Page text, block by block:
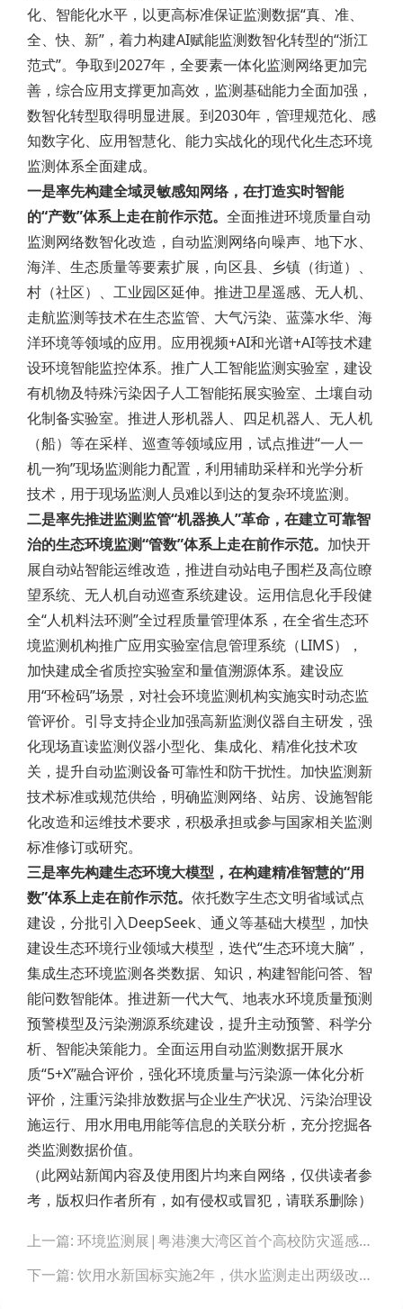
化、智能化水平，以更高标准保证监测数据“真、准、
全、快、新”，着力构建AI赋能监测数智化转型的“浙江
范式”。争取到2027年，全要素一体化监测网络更加完
善，综合应用支撑更加高效，监测基础能力全面加强，
数智化转型取得明显进展。到2030年，管理规范化、感
知数字化、应用智慧化、能力实战化的现代化生态环境
监测体系全面建成。
一是率先构建全域灵敏感知网络，在打造实时智能
的“产数”体系上走在前作示范。 全面推进环境质量自动
监测网络数智化改造，自动监测网络向噪声、地下水、
海洋、生态质量等要素扩展，向区县、乡镇（街道）、
村（社区）、工业园区延伸。推进卫星遥感、无人机、
走航监测等技术在生态监管、大气污染、蓝藻水华、海
洋环境等领域的应用。应用视频+AI和光谱+AI等技术建
设环境智能监控体系。推广人工智能监测实验室，建设
有机物及特殊污染因子人工智能拓展实验室、土壤自动
化制备实验室。推进人形机器人、四足机器人、无人机
（船）等在采样、巡查等领域应用，试点推进“一人一
机一狗”现场监测能力配置，利用辅助采样和光学分析
技术，用于现场监测人员难以到达的复杂环境监测。
二是率先推进监测监管“机器换人”革命，在建立可靠智
治的生态环境监测“管数”体系上走在前作示范。 加快开
展自动站智能运维改造，推进自动站电子围栏及高位瞭
望系统、无人机自动巡查系统建设。运用信息化手段健
全“人机料法环测”全过程质量管理体系，在全省生态环
境监测机构推广应用实验室信息管理系统（LIMS），
加快建成全省质控实验室和量值溯源体系。建设应
用“环检码”场景，对社会环境监测机构实施实时动态监
管评价。引导支持企业加强高新监测仪器自主研发，强
化现场直读监测仪器小型化、集成化、精准化技术攻
关，提升自动监测设备可靠性和防干扰性。加快监测新
技术标准或规范供给，明确监测网络、站房、设施智能
化改造和运维技术要求，积极承担或参与国家相关监测
标准修订或研究。
三是率先构建生态环境大模型，在构建精准智慧的“用
数”体系上走在前作示范。 依托数字生态文明省域试点
建设，分批引入DeepSeek、通义等基础大模型，加快
建设生态环境行业领域大模型，迭代“生态环境大脑”，
集成生态环境监测各类数据、知识，构建智能问答、智
能问数智能体。推进新一代大气、地表水环境质量预测
预警模型及污染溯源系统建设，提升主动预警、科学分
析、智能决策能力。全面运用自动监测数据开展水
质“5+X”融合评价，强化环境质量与污染源一体化分析
评价，注重污染排放数据与企业生产状况、污染治理设
施运行、用水用电用能等信息的关联分析，充分挖掘各
类监测数据价值。
（此网站新闻内容及使用图片均来自网络，仅供读者参
考，版权归作者所有，如有侵权或冒犯，请联系删除）
navigation
上一篇: 环境监测展|粤港澳大湾区首个高校防灾遥感监测平台正式启用
下一篇: 饮用水新国标实施2年，供水监测走出两级改造新行情